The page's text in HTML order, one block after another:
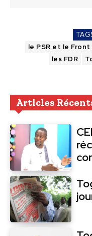
le PSR et le
les FDR
Articles